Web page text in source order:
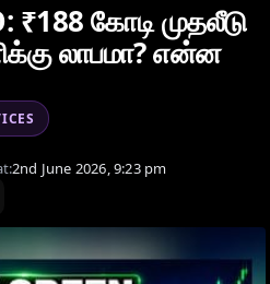
₹188 கோடி முதலீடு
லாபமா? என்ன
2nd June 2026, 9:23 pm